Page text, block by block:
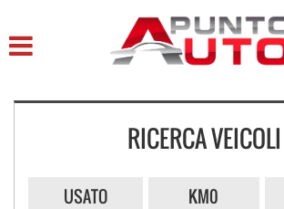
ASSISTENZA
RICERCA VEICOLI
USATO KM0